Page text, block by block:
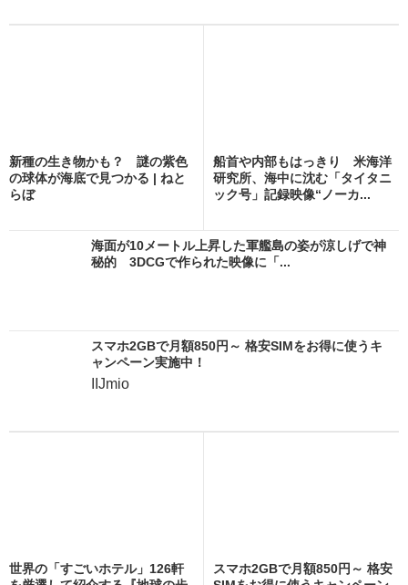
新種の生き物かも？ 謎の紫色
の球体が海底で見つかる | ねと
らぼ
船首や内部もはっきり 米海洋
研究所、海中に沈む「タイタニ
ック号」記録映像“ノーカ...
海面が10メートル上昇した軍艦島の姿が涼しげで神
秘的 3DCGで作られた映像に「...
スマホ2GBで月額850円～ 格安SIMをお得に使うキ
ャンペーン実施中！
IIJmio
世界の「すごいホテル」126軒
スマホ2GBで月額850円～ 格安